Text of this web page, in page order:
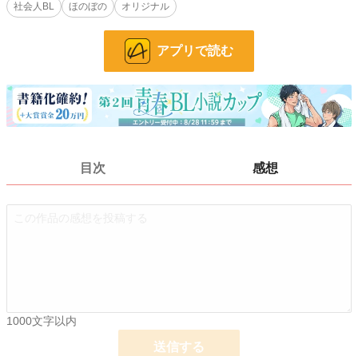
お気に入り 5
更新日時 2024.10.16 18:02
初回公開日時 2024.05.18 15:07
年間ポイント 112 pt (1,211 位)
社会人BL
ほのぼの オリジナル
アプリで読む
目次 感想
1000文字以内
送信する